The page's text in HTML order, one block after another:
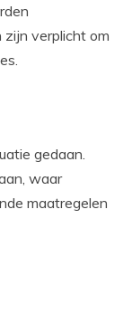
verplicht om
gedaan.
waar
maatregelen